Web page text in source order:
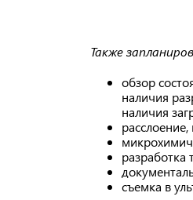
Также
обзор
наличия
наличия
разработка
съемка в